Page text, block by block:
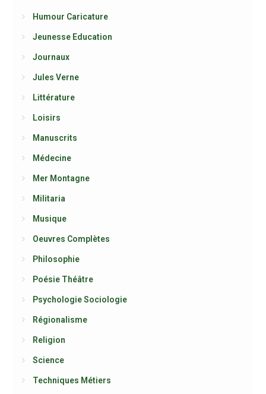
Humour Caricature
Jeunesse Education
Journaux
Jules Verne
Littérature
Loisirs
Manuscrits
Médecine
Mer Montagne
Militaria
Musique
Oeuvres Complètes
Philosophie
Poésie Théâtre
Psychologie Sociologie
Régionalisme
Religion
Science
Techniques Métiers